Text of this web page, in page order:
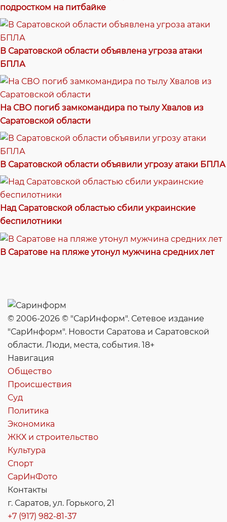
подростком на питбайке
В Саратовской области объявлена угроза атаки
БПЛА
На СВО погиб замкомандира по тылу Хвалов из
Саратовской области
В Саратовской области объявили угрозу атаки БПЛА
Над Саратовской областью сбили украинские
беспилотники
В Саратове на пляже утонул мужчина средних лет
© 2006-2026 © "СарИнформ". Сетевое издание
"СарИнформ". Новости Саратова и Саратовской
области. Люди, места, события. 18+
Навигация
Общество
Происшествия
Суд
Политика
Экономика
ЖКХ и строительство
Культура
Спорт
СарИнФото
Контакты
г. Саратов, ул. Горького, 21
+7 (917) 982-81-37